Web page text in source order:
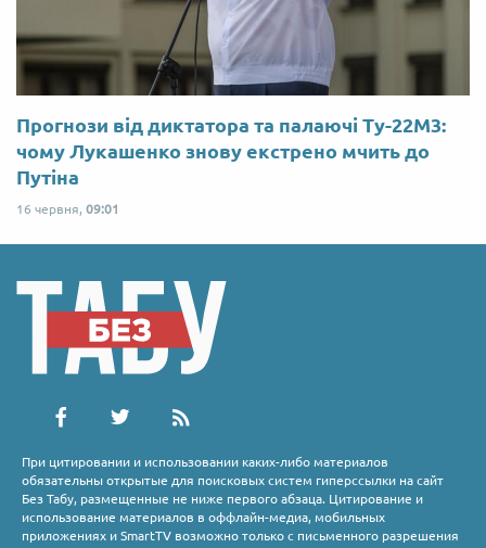
Прогнози від диктатора та палаючі Ту-22М3:
чому Лукашенко знову екстрено мчить до
Путіна
16 червня, 09:01
При цитировании и использовании каких-либо материалов
обязательны открытые для поисковых систем гиперссылки на сайт
Без Табу, размещенные не ниже первого абзаца. Цитирование и
использование материалов в оффлайн-медиа, мобильных
приложениях и SmartTV возможно только с письменного разрешения